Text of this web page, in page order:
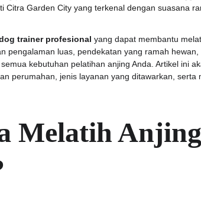
Citra Garden City yang terkenal dengan suasana
trainer profesional yang dapat membantu
pengalaman luas, pendekatan yang ramah
kebutuhan pelatihan anjing Anda. Artikel ini
perumahan, jenis layanan yang ditawarkan,
Melatih